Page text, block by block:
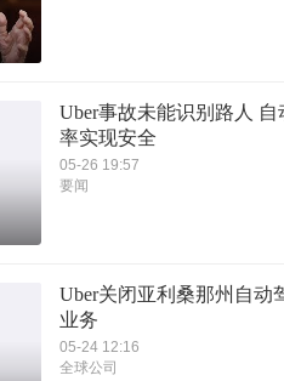
Uber事故未能识别路人
率实现安全
05-26 19:57
要闻
Uber关闭亚利桑那州自动
业务
05-24 12:16
全球公司